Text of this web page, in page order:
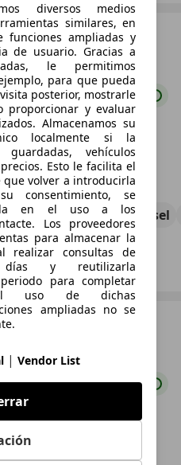
Preciojusto
97.184 km Diésel
Preciojusto
diversos medios
similares, en
funciones ampliadas y
de usuario. Gracias a
le permitimos
para que pueda
posterior, mostrarle
proporcionar y evaluar
Almacenamos su
localmente si la
vehículos
Esto le facilita el
volver a introducirla
consentimiento, se
en el uso a los
Los proveedores
para almacenar la
realizar consultas de
y reutilizarla
para completar
uso de dichas
ampliadas no se
| Vendor List